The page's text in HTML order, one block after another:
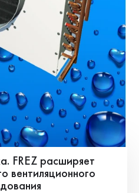
FREZ расширяет
вентиляционного